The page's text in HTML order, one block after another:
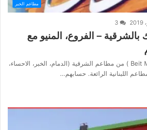
مطاعم الخبر
– الفروع، المنيو مع
مطعم بيت مسك ( Beit Misk ) من مطاعم الشرقية (الدمام، الخبر، الاحساء،
اللبنانية الرائعة. حسابهم…